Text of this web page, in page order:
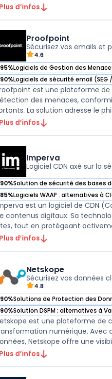
Plus d’infos
Proofpoint
Sécurisez vos emails et
4.6
95%Logiciels de Gestion des
— voir Proofpoint dans cette
90%Logiciels de sécurité email (SEG /
— voir Proofpoint dans cette
est une plateforme
des menaces,
Plus d’infos
Imperva
Logiciel CDN axé sur la
90%Solution de sécurité des bases
— voir Imperva dans cette catégorie
85%Logiciels WAAP : alternatives à
— voir Imperva dans cette catégorie
est un logiciel de CDN
contenus digitaux. Sa
tout en protégeant
Plus d’infos
Netskope
Sécurisez vos données
4.8
90%Solutions de Protection des
— voir Netskope dans cette
90%Solution DSPM : alternatives à
— voir Netskope dans cette
est une plateforme de
numérique. Avec
Netskope offre une
Plus d’infos